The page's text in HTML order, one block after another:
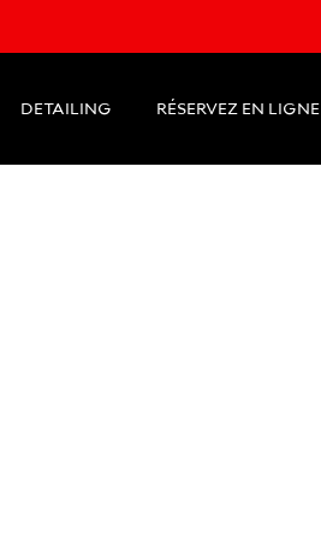
DETAILING RÉSERVEZ EN LIGNE